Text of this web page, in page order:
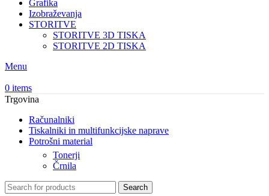
Grafika
Izobraževanja
STORITVE
STORITVE 3D TISKA
STORITVE 2D TISKA
Menu
0 items
Trgovina
Računalniki
Tiskalniki in multifunkcijske naprave
Potrošni material
Tonerji
Črnila
Search